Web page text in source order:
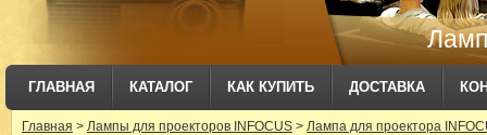
ГЛАВНАЯ КАТАЛОГ КАК КУПИТЬ ДОСТАВКА
Главная > Лампы для проекторов INFOCUS> Лампа для проектора